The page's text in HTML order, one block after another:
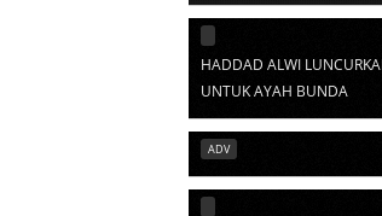
HADDAD ALWI
UNTUK AYAH BUNDA
ADV